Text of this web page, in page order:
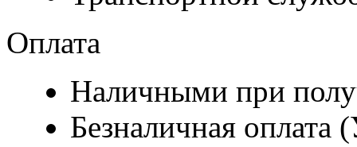
Оплата
Наличными при
Безналичная